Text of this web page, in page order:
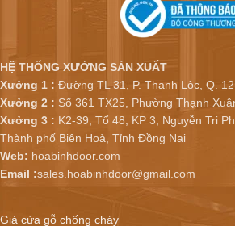
HỆ THỐNG XƯỞNG SẢN XUẤT
Xưởng 1 : Đường TL 31, P. Thạnh Lộc, Q.
Xưởng 2 : Số 361 TX25, Phường Thạnh
Xưởng 3 : K2-39, Tổ 48, KP 3, Nguyễn Tri
Thành phố Biên Hoà, Tỉnh Đồng Nai
Web: hoabinhdoor.com
Email :sales.hoabinhdoor@gmail.com
Giá cửa gỗ chống cháy